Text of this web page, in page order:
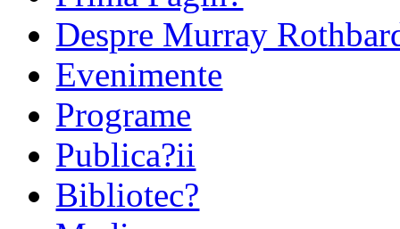
Despre Murray
Evenimente
Programe
Publica?ii
Bibliotec?